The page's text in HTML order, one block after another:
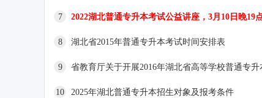
7 2022湖北普通专升本考试公益讲座，3月10日晚19
8 湖北省2015年普通专升本考试时间安排表
9 省教育厅关于开展2016年湖北省高等学校普通专升
10 2025年湖北普通专升本招生对象及报考条件